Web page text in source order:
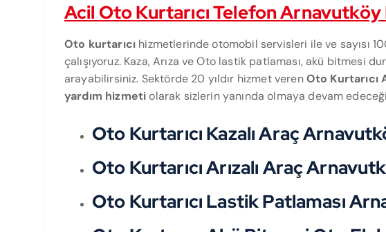
Acil Oto Kurtarıcı Telefon
Oto kurtarıcı hizmetlerinde otomobil servisleri ile ve sayısı
çalışıyoruz. Kaza, Arıza ve Oto lastik patlaması, akü bitmesi
arayabilirsiniz. Sektörde 20 yıldır hizmet verenOto Kurtarıcı
yardım hizmetiolarak sizlerin yanında olmaya devam
Oto Kurtarıcı Kazalı Araç
Oto Kurtarıcı Arızalı Araç
Oto Kurtarıcı Lastik Patlaması